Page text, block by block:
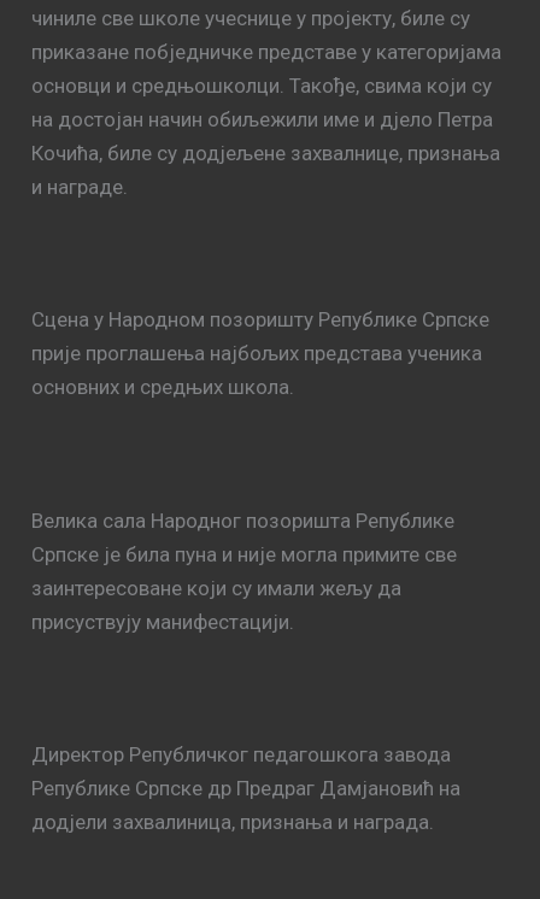
чиниле све школе учеснице у пројекту, биле су
приказане побједничке представе у категоријама
основци и средњошколци. Такође, свима који су
на достојан начин обиљежили име и дјело Петра
Кочића, биле су додјељене захвалнице, признања
и награде.
Сцена у Народном позоришту Републике Српске
прије проглашења најбољих представа ученика
основних и средњих школа.
Велика сала Народног позоришта Републике
Српске је била пуна и није могла примите све
заинтересоване који су имали жељу да
присуствују манифестацији.
Директор Републичког педагошкога завода
Републике Српске др Предраг Дамјановић на
додјели захвалиница, признања и награда.